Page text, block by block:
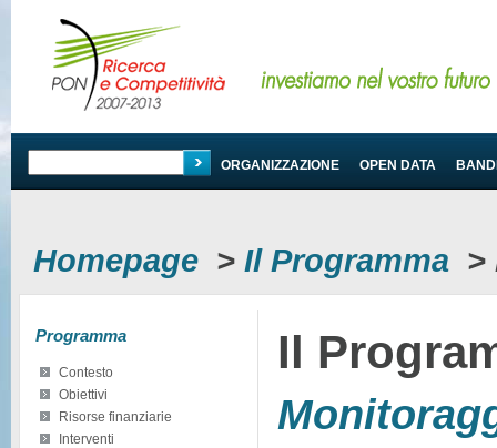
PROGRAMMA ORGANIZZAZIONE OPEN DATA
Homepage > Il Programma >
Programma
Contesto
Obiettivi
Risorse finanziarie
Interventi
Il